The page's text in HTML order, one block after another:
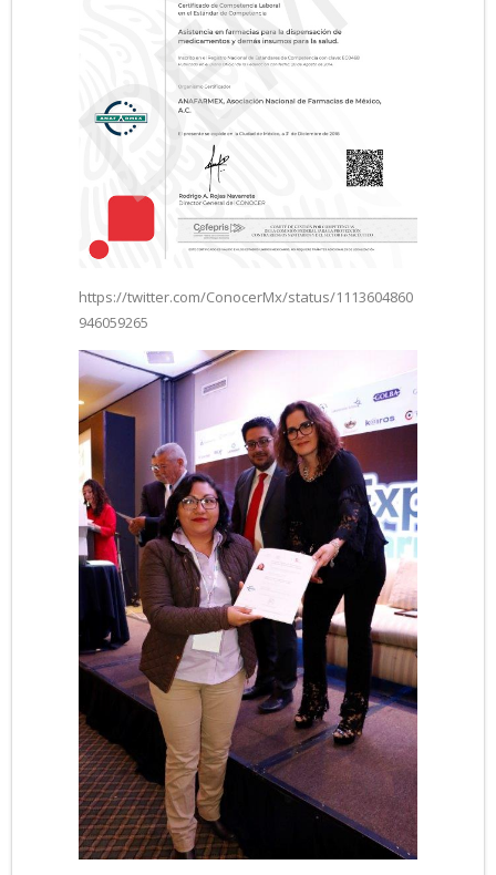
https://twitter.com/ConocerMx/status/1113604860
946059265